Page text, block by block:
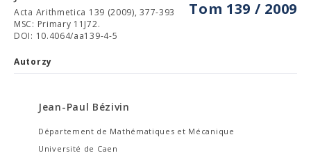
Tom 139 / 2009
Acta Arithmetica 139 (2009), 377-393
MSC: Primary 11J72.
DOI: 10.4064/aa139-4-5
Autorzy
Jean-Paul Bézivin
Département de Mathématiques et Mécanique
Université de Caen